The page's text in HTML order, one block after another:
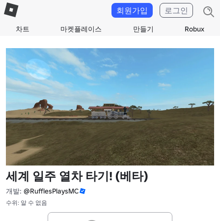
차트 마켓플레이스 만들기 Robux
회원가입 로그인
세계 일주 열차 타기! (베타)
개발: @RufflesPlaysMC
수위: 알 수 없음